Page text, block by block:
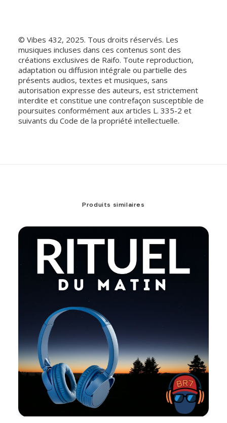
©️ Vibes 432, 2025. Tous droits réservés. Les
musiques incluses dans ces contenus sont des
créations exclusives de Raifo. Toute reproduction,
adaptation ou diffusion intégrale ou partielle des
présents audios, textes et musiques, sans
autorisation expresse des auteurs, est strictement
interdite et constitue une contrefaçon susceptible de
poursuites conformément aux articles L. 335-2 et
suivants du Code de la propriété intellectuelle.
Produits similaires